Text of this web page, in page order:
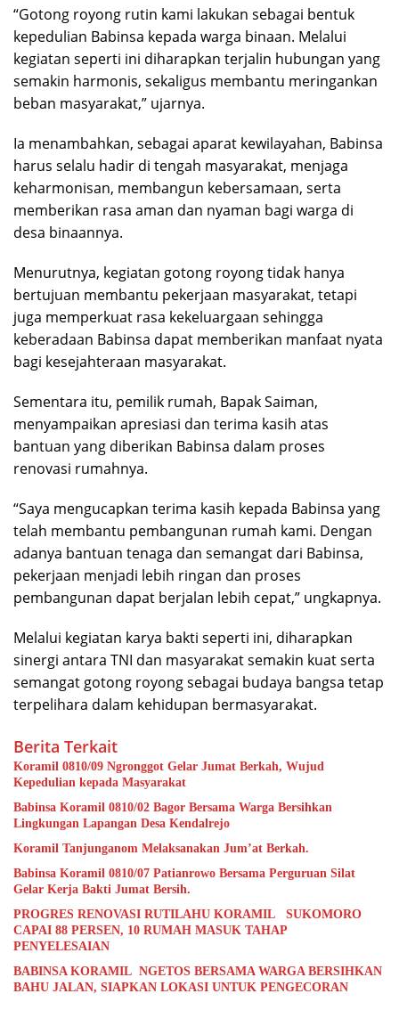
“Gotong royong rutin kami lakukan sebagai bentuk
kepedulian Babinsa kepada warga binaan. Melalui
kegiatan seperti ini diharapkan terjalin hubungan yang
semakin harmonis, sekaligus membantu meringankan
beban masyarakat,” ujarnya.
Ia menambahkan, sebagai aparat kewilayahan, Babinsa
harus selalu hadir di tengah masyarakat, menjaga
keharmonisan, membangun kebersamaan, serta
memberikan rasa aman dan nyaman bagi warga di
desa binaannya.
Menurutnya, kegiatan gotong royong tidak hanya
bertujuan membantu pekerjaan masyarakat, tetapi
juga memperkuat rasa kekeluargaan sehingga
keberadaan Babinsa dapat memberikan manfaat nyata
bagi kesejahteraan masyarakat.
Sementara itu, pemilik rumah, Bapak Saiman,
menyampaikan apresiasi dan terima kasih atas
bantuan yang diberikan Babinsa dalam proses
renovasi rumahnya.
“Saya mengucapkan terima kasih kepada Babinsa yang
telah membantu pembangunan rumah kami. Dengan
adanya bantuan tenaga dan semangat dari Babinsa,
pekerjaan menjadi lebih ringan dan proses
pembangunan dapat berjalan lebih cepat,” ungkapnya.
Melalui kegiatan karya bakti seperti ini, diharapkan
sinergi antara TNI dan masyarakat semakin kuat serta
semangat gotong royong sebagai budaya bangsa tetap
terpelihara dalam kehidupan bermasyarakat.
Berita Terkait
Koramil 0810/09 Ngronggot Gelar Jumat Berkah, Wujud
Kepedulian kepada Masyarakat
Babinsa Koramil 0810/02 Bagor Bersama Warga Bersihkan
Lingkungan Lapangan Desa Kendalrejo
Koramil Tanjunganom Melaksanakan Jum’at Berkah.
Babinsa Koramil 0810/07 Patianrowo Bersama Perguruan Silat
Gelar Kerja Bakti Jumat Bersih.
PROGRES RENOVASI RUTILAHU KORAMIL SUKOMORO
CAPAI 88 PERSEN, 10 RUMAH MASUK TAHAP
PENYELESAIAN
BABINSA KORAMIL NGETOS BERSAMA WARGA BERSIHKAN
BAHU JALAN, SIAPKAN LOKASI UNTUK PENGECORAN